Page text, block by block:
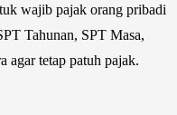
wajib pajak orang pribadi
Tahunan, SPT Masa,
agar tetap patuh pajak.